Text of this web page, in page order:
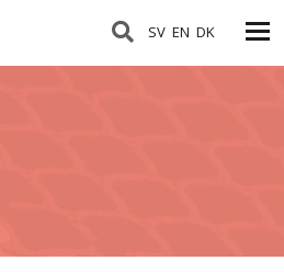
SV EN DK